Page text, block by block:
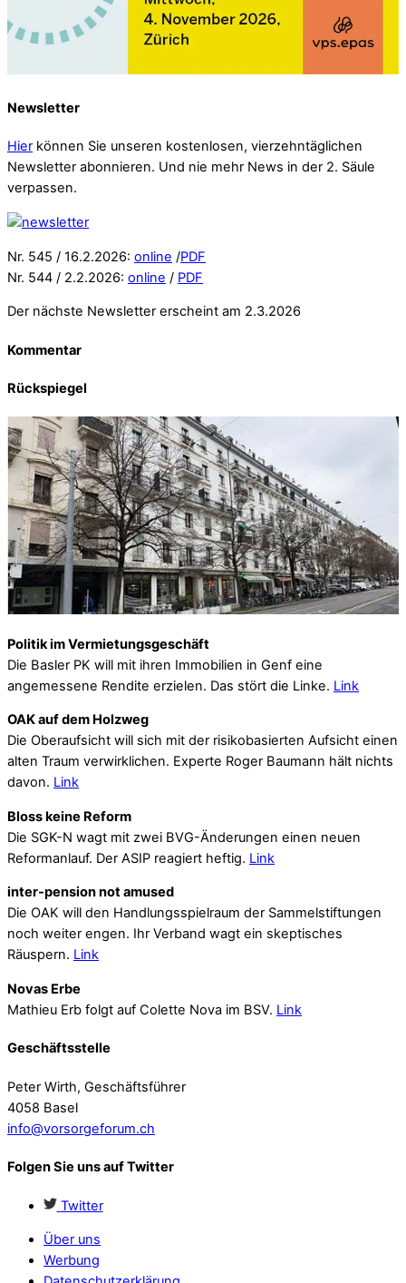
Newsletter
Hier können Sie unseren kostenlosen, vierzehntäglichen
Newsletter abonnieren. Und nie mehr News in der 2. Säule
verpassen.
Nr. 545 / 16.2.2026: online /PDF
Nr. 544 / 2.2.2026: online / PDF
Der nächste Newsletter erscheint am 2.3.2026
Kommentar
Rückspiegel
Politik im Vermietungsgeschäft
Die Basler PK will mit ihren Immobilien in Genf eine
angemessene Rendite erzielen. Das stört die Linke. Link
OAK auf dem Holzweg
Die Oberaufsicht will sich mit der risikobasierten Aufsicht einen
alten Traum verwirklichen. Experte Roger Baumann hält nichts
davon. Link
Bloss keine Reform
Die SGK-N wagt mit zwei BVG-Änderungen einen neuen
Reformanlauf. Der ASIP reagiert heftig. Link
inter-pension not amused
Die OAK will den Handlungsspielraum der Sammelstiftungen
noch weiter engen. Ihr Verband wagt ein skeptisches
Räuspern. Link
Novas Erbe
Mathieu Erb folgt auf Colette Nova im BSV. Link
Geschäftsstelle
Peter Wirth, Geschäftsführer
4058 Basel
info@vorsorgeforum.ch
Folgen Sie uns auf Twitter
Twitter
Über uns
Werbung